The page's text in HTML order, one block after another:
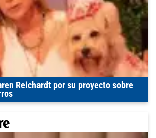
Reichardt por su proyecto sobre